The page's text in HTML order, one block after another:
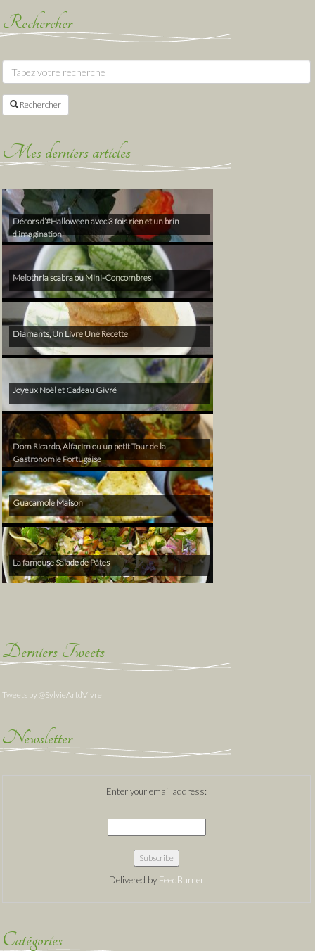
Rechercher
Rechercher
Mes derniers articles
Décors d’#Halloween avec 3 fois rien et un brin
d’imagination
Melothria scabra ou Mini-Concombres
Diamants, Un Livre Une Recette
Joyeux Noël et Cadeau Givré
Dom Ricardo, Alfarim ou un petit Tour de la
Gastronomie Portugaise
Guacamole Maison
La fameuse Salade de Pâtes
Derniers Tweets
Tweets by @SylvieArtdVivre
Newsletter
Enter your email address:
Delivered by FeedBurner
Catégories